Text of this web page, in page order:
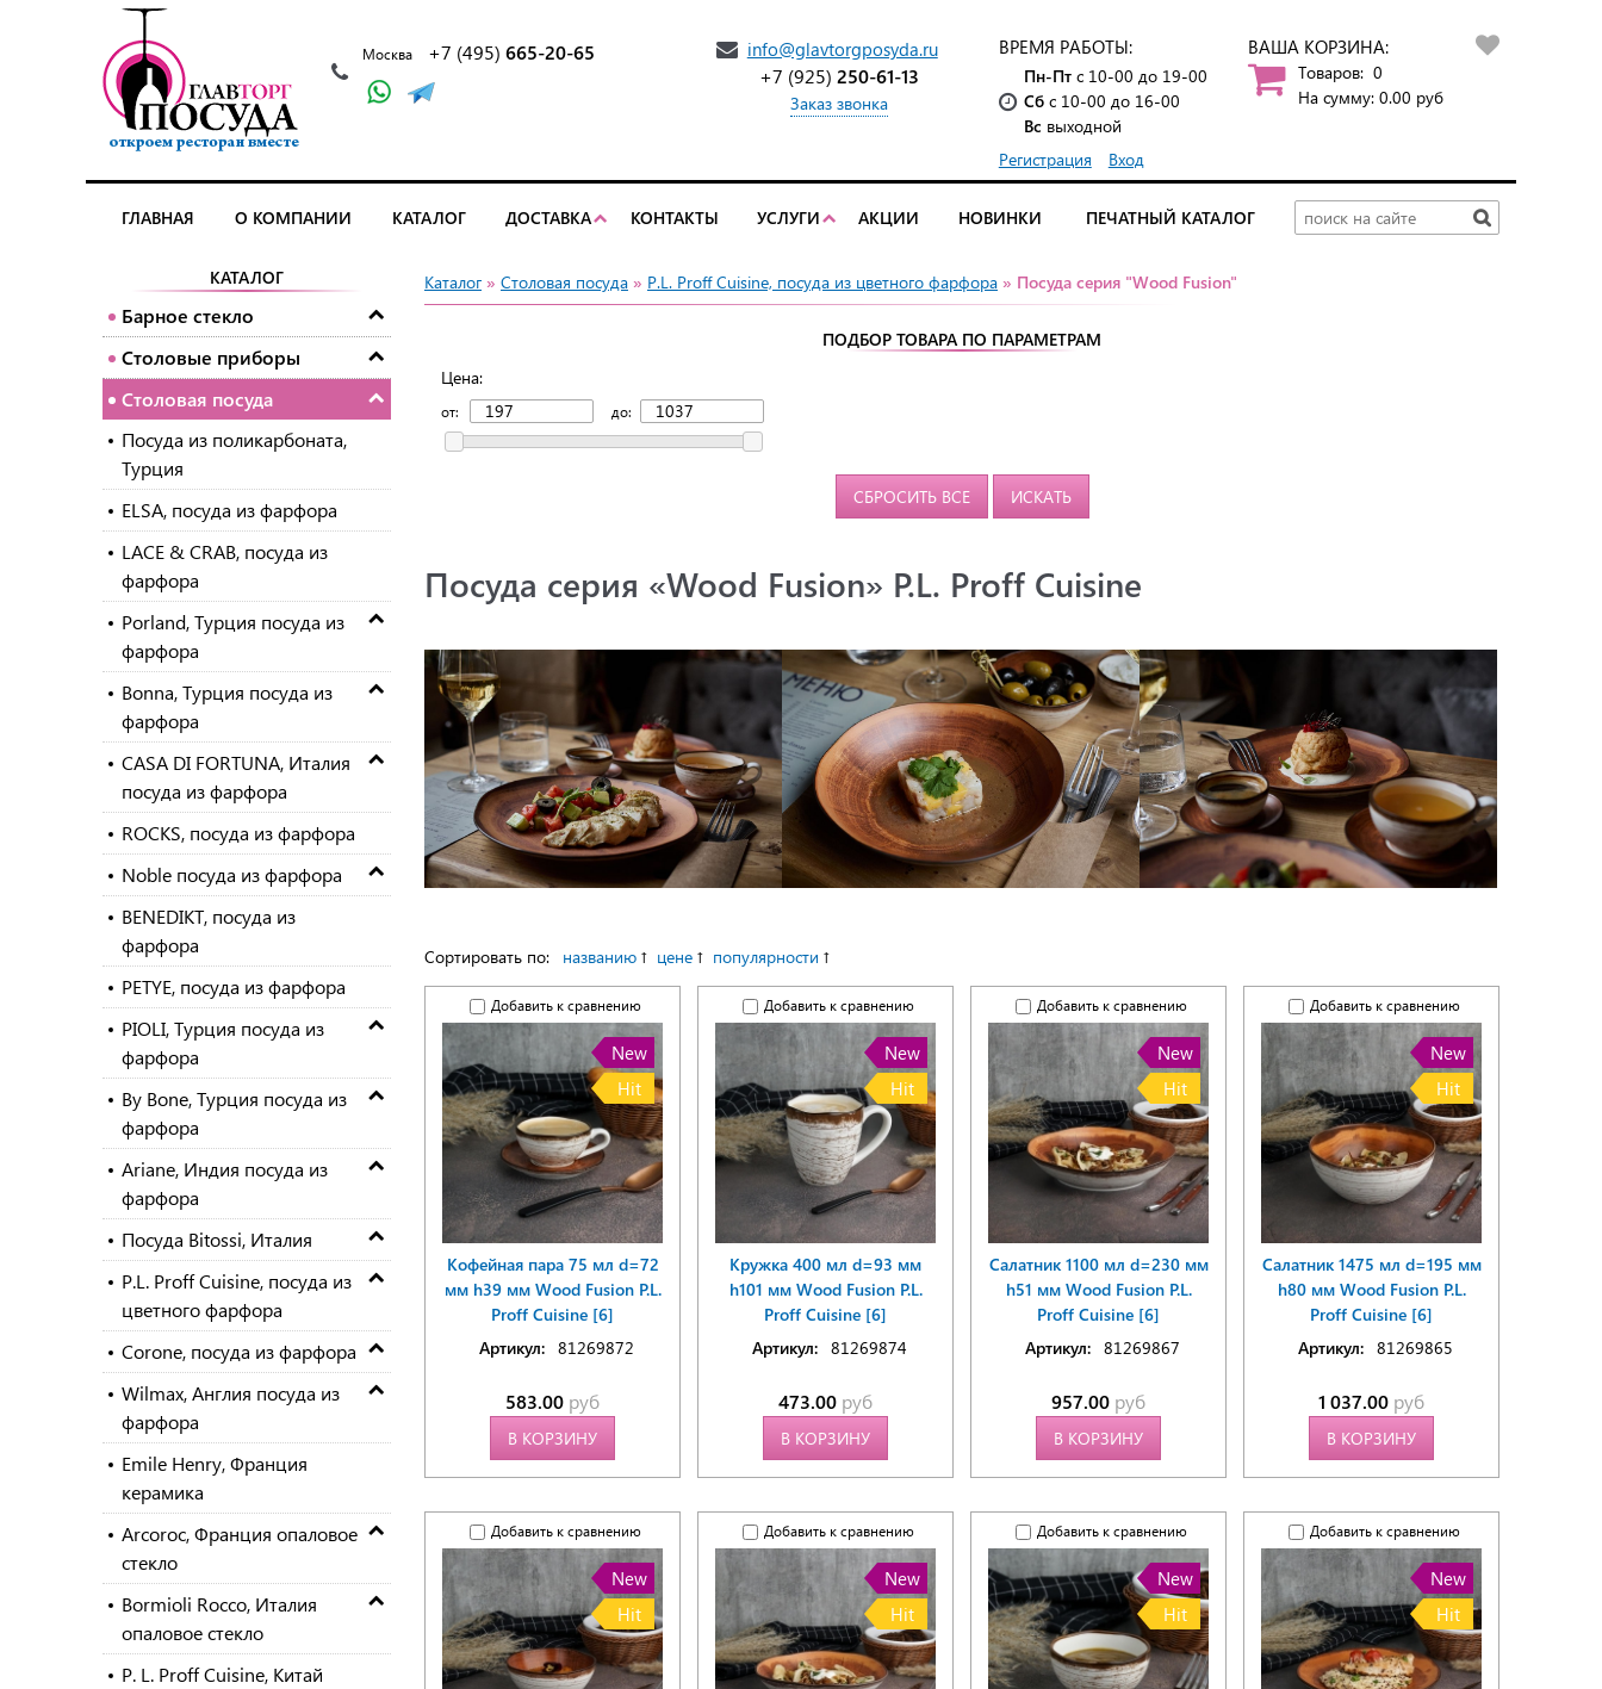
Москва +7 (495) 665-20-65 info@glavtorgposyda.ru
+7 (925)250-61-13
Заказ звонка
ВРЕМЯ РАБОТЫ:
Пн-Птс 10-00 до 19-00
Сбс 10-00 до 16-00
Вс выходной
Регистрация
Вход
ВАША КОРЗИНА:
Товаров: 0
На сумму: 0.00 руб
ГЛАВНАЯ О КОМПАНИИ КАТАЛОГ ДОСТАВКА КОНТАКТЫ УСЛУГИ АКЦИИ НОВИНКИ ПЕЧАТНЫЙ КАТАЛОГ
КАТАЛОГ
Барное стекло
Столовые приборы
Столовая посуда
Посуда из поликарбоната,
Турция
ELSA, посуда из фарфора
LACE & CRAB, посуда из
фарфора
Porland, Турция посуда из
фарфора
Bonna, Турция посуда из
фарфора
CASA DI FORTUNA, Италия
посуда из фарфора
ROCKS, посуда из фарфора
Noble посуда из фарфора
BENEDIKT, посуда из
фарфора
PETYE, посуда из фарфора
PIOLI, Турция посуда из
фарфора
By Bone, Турция посуда из
фарфора
Ariane, Индия посуда из
фарфора
Посуда Bitossi, Италия
P.L. Proff Cuisine, посуда из
цветного фарфора
Corone, посуда из фарфора
Wilmax, Англия посуда из
фарфора
Emile Henry, Франция
керамика
Arcoroc, Франция опаловое
стекло
Bormioli Rocco, Италия
опаловое стекло
P. L. Proff Cuisine, Китай
Каталог » Столовая посуда » P.L. Proff Cuisine, посуда из цветного фарфора » Посуда серия "Wood Fusion"
ПОДБОР ТОВАРА ПО ПАРАМЕТРАМ
Цена:
от: до:
СБРОСИТЬ ВСЕ ИСКАТЬ
Посуда серия «Wood Fusion» P.L. Proff Cuisine
Сортировать по: названию цене популярности
Добавить к сравнению
New
Hit
Кофейная пара 75 мл d=72
мм h39 мм Wood Fusion P.L.
Proff Cuisine [6]
Артикул: 81269872
583.00 руб
В КОРЗИНУ
Добавить к сравнению
New
Hit
Кружка 400 мл d=93 мм
h101 мм Wood Fusion P.L.
Proff Cuisine [6]
Артикул: 81269874
473.00 руб
В КОРЗИНУ
Добавить к сравнению
New
Hit
Салатник 1100 мл d=230 мм
h51 мм Wood Fusion P.L.
Proff Cuisine [6]
Артикул: 81269867
957.00 руб
В КОРЗИНУ
Добавить к сравнению
New
Hit
Салатник 1475 мл d=195 мм
h80 мм Wood Fusion P.L.
Proff Cuisine [6]
Артикул: 81269865
1 037.00 руб
В КОРЗИНУ
Добавить к сравнению
New
Hit
Добавить к сравнению
New
Hit
Добавить к сравнению
New
Hit
Добавить к сравнению
New
Hit